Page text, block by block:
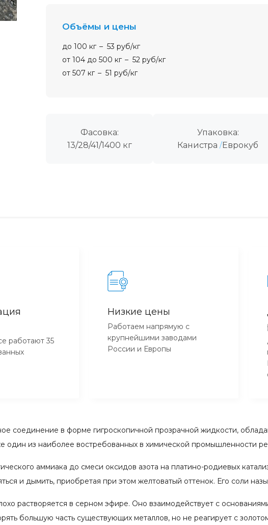
Фасовка:
13/28/41/1400 кг
Упаковка:
Канистра Еврокуб
Объёмы и цены
до 100 кг
53 руб/кг
от 104 до 500 кг
52 руб/кг
от 507 кг
51 руб/кг
работают 35
Низкие цены
Работаем напрямую с
крупнейшими заводами
России и Европы
соединение в форме гигроскопичной прозрачной жидкости,
один из наиболее востребованных в химической промышленности
аммиака до смеси оксидов азота на платино-родиевых
и дымить, приобретая при этом желтоватый оттенок. Его соли
растворяется в серном эфире. Оно взаимодействует с
большую часть существующих металлов, но не реагирует с